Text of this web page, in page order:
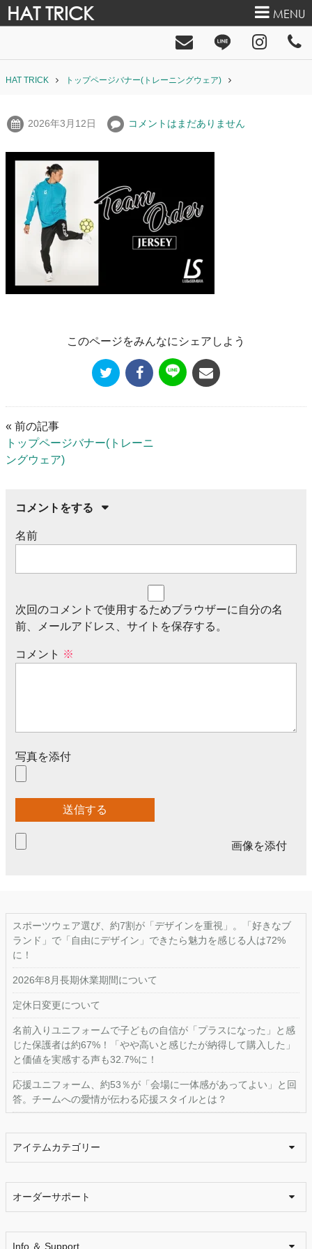
HAT TRICK MENU
HAT TRICK トップページバナー(トレーニングウェア)
2026年3月12日 コメントはまだありません
このページをみんなにシェアしよう
« 前の記事
トップページバナー(トレーニ
ングウェア)
コメントをする
名前
次回のコメントで使用するためブラウザーに自分の名
前、メールアドレス、サイトを保存する。
コメント ※
写真を添付
画像を添付
スポーツウェア選び、約7割が「デザインを重視」。「好きなブ
ランド」で「自由にデザイン」できたら魅力を感じる人は72%
に！
2026年8月長期休業期間について
定休日変更について
名前入りユニフォームで子どもの自信が「プラスになった」と感
じた保護者は約67%！「やや高いと感じたが納得して購入した」
と価値を実感する声も32.7%に！
応援ユニフォーム、約53％が「会場に一体感があってよい」と回
答。チームへの愛情が伝わる応援スタイルとは？
アイテムカテゴリー
オーダーサポート
Info ＆ Support